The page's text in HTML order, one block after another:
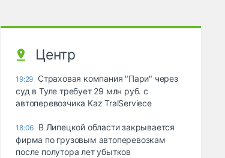
Центр
19:29 Страховая компания "Пари" через
суд в Туле требует 29 млн руб. с
автоперевозчика Kaz TralServiece
18:06 В Липецкой области закрывается
фирма по грузовым автоперевозкам
после полутора лет убытков